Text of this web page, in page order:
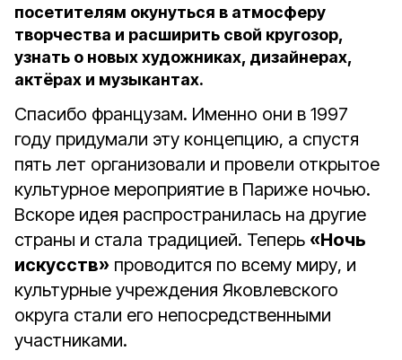
посетителям окунуться в атмосферу
творчества и расширить свой кругозор,
узнать о новых художниках, дизайнерах,
актёрах и музыкантах.
Спасибо французам. Именно они в 1997
году придумали эту концепцию, а спустя
пять лет организовали и провели открытое
культурное мероприятие в Париже ночью.
Вскоре идея распространилась на другие
страны и стала традицией. Теперь «Ночь
искусств» проводится по всему миру, и
культурные учреждения Яковлевского
округа стали его непосредственными
участниками.